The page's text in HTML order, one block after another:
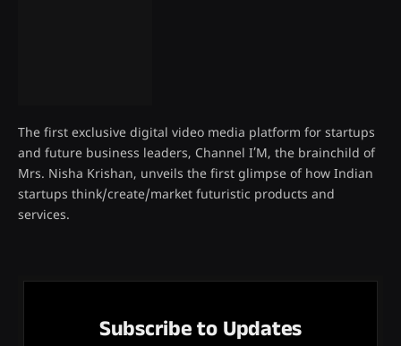
The first exclusive digital video media platform for startups
and future business leaders, Channel I’M, the brainchild of
Mrs. Nisha Krishan, unveils the first glimpse of how Indian
startups think/create/market futuristic products and
services.
Subscribe to Updates